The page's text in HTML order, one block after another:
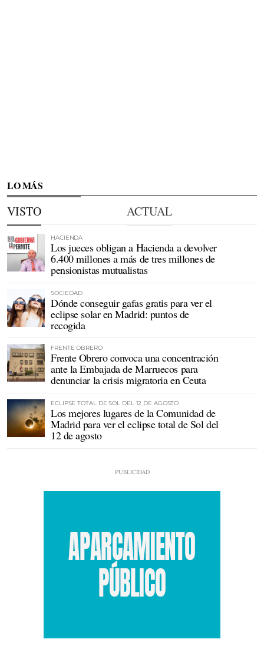
LO MÁS
VISTO ACTUAL
HACIENDA
Los jueces obligan a Hacienda a devolver
6.400 millones a más de tres millones de
pensionistas mutualistas
SOCIEDAD
Dónde conseguir gafas gratis para ver el
eclipse solar en Madrid: puntos de
recogida
FRENTE OBRERO
Frente Obrero convoca una concentración
ante la Embajada de Marruecos para
denunciar la crisis migratoria en Ceuta
ECLIPSE TOTAL DE SOL DEL 12 DE AGOSTO
Los mejores lugares de la Comunidad de
Madrid para ver el eclipse total de Sol del
12 de agosto